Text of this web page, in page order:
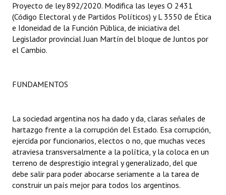
Huéspedes de Honor - Registro
Antiguos Pobladores - Registro
Reconocimientos - Registro
REFORMA DE LA CARTA ORGÁNICA
Proyecto de ley 892/2020. Modifica las leyes O 2431
(Código Electoral y de Partidos Políticos) y L 3550 de Ética
e Idoneidad de la Función Pública, de iniciativa del
Legislador provincial Juan Martín del bloque de Juntos por
el Cambio.
FUNDAMENTOS
La sociedad argentina nos ha dado y da, claras señales de
hartazgo frente a la corrupción del Estado. Esa corrupción,
ejercida por funcionarios, electos o no, que muchas veces
atraviesa transversalmente a la política, y la coloca en un
terreno de desprestigio integral y generalizado, del que
debe salir para poder abocarse seriamente a la tarea de
construir un país mejor para todos los argentinos.